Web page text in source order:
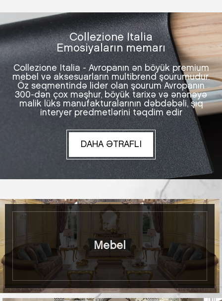
Collezione Italia
Emosiyaların memarı
Collezione Italia - Avropanın ən böyük premium
mebel və aksesuarların multibrend şourumudur.
Öz seqmentində lider olan şourum Avropanın
300-dən çox məşhur, böyük tarixə və ənənəyə
malik lüks manufakturalarının dəbdəbəli, şıq
interyer predmetlərini təqdim edir
DAHA ƏTRAFLI
Mebel